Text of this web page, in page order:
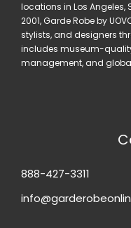
locations in Los Angeles,
2001, Garde Robe by
stylists, and designers
includes museum-
management, and
888-427-3311